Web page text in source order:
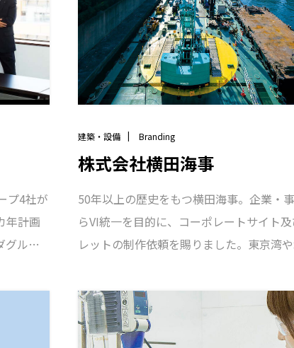
プ4社が
年計画
グルー
なぎ、革
能な
ダL&C
建築・設備 Branding
株式会社横田海事
50年以上の歴史をもつ横田海事。企業・
らVI統一を目的に、コーポレートサイト
レットの制作依頼を賜りました。東京湾
ため、管轄省庁を廻り撮影許可を取得。
縫って各種撮影を実施。所有船舶の紹介
と、施工実績を多数掲載できるようWeb